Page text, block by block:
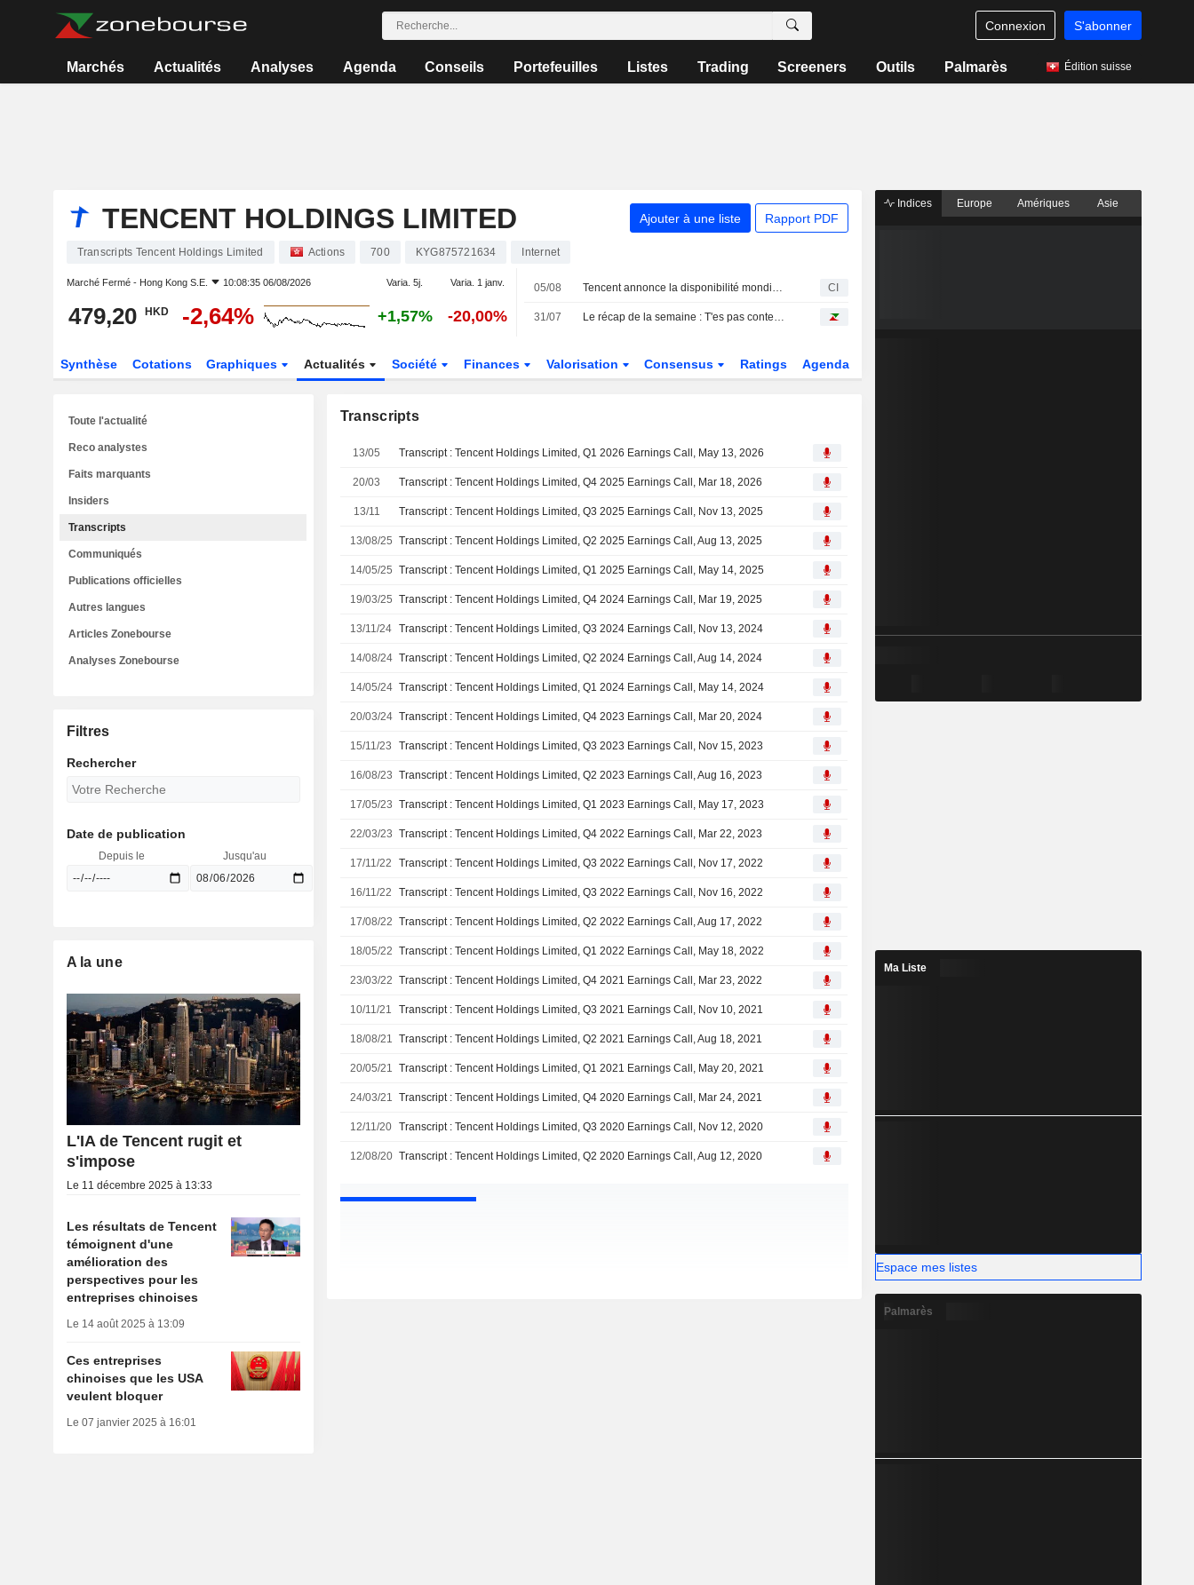
Connexion S'abonner
Marchés Actualités Analyses Agenda Conseils Portefeuilles Listes Trading Screeners Outils Palmarès Édition suisse
TENCENT HOLDINGS LIMITED Ajouter à une liste Rapport PDF
Transcripts Tencent Holdings Limited Actions 700 KYG875721634 Internet
Marché Fermé - Hong Kong S.E. 10:08:35 06/08/2026 Varia. 5j. Varia. 1 janv.
479,20 HKD -2,64% +1,57% -20,00%
05/08 Tencent annonce la disponibilité mondiale du modèle d'IA Hy3 et son intégration dans ses produits et services cloud CI
31/07 Le récap de la semaine : T'es pas content ? +18%
Synthèse Cotations Graphiques Actualités Société Finances Valorisation Consensus Ratings Agenda
Transcripts
13/05 Transcript : Tencent Holdings Limited, Q1 2026 Earnings Call, May 13, 2026
20/03 Transcript : Tencent Holdings Limited, Q4 2025 Earnings Call, Mar 18, 2026
13/11 Transcript : Tencent Holdings Limited, Q3 2025 Earnings Call, Nov 13, 2025
13/08/25 Transcript : Tencent Holdings Limited, Q2 2025 Earnings Call, Aug 13, 2025
14/05/25 Transcript : Tencent Holdings Limited, Q1 2025 Earnings Call, May 14, 2025
19/03/25 Transcript : Tencent Holdings Limited, Q4 2024 Earnings Call, Mar 19, 2025
13/11/24 Transcript : Tencent Holdings Limited, Q3 2024 Earnings Call, Nov 13, 2024
14/08/24 Transcript : Tencent Holdings Limited, Q2 2024 Earnings Call, Aug 14, 2024
14/05/24 Transcript : Tencent Holdings Limited, Q1 2024 Earnings Call, May 14, 2024
20/03/24 Transcript : Tencent Holdings Limited, Q4 2023 Earnings Call, Mar 20, 2024
15/11/23 Transcript : Tencent Holdings Limited, Q3 2023 Earnings Call, Nov 15, 2023
16/08/23 Transcript : Tencent Holdings Limited, Q2 2023 Earnings Call, Aug 16, 2023
17/05/23 Transcript : Tencent Holdings Limited, Q1 2023 Earnings Call, May 17, 2023
22/03/23 Transcript : Tencent Holdings Limited, Q4 2022 Earnings Call, Mar 22, 2023
17/11/22 Transcript : Tencent Holdings Limited, Q3 2022 Earnings Call, Nov 17, 2022
16/11/22 Transcript : Tencent Holdings Limited, Q3 2022 Earnings Call, Nov 16, 2022
17/08/22 Transcript : Tencent Holdings Limited, Q2 2022 Earnings Call, Aug 17, 2022
18/05/22 Transcript : Tencent Holdings Limited, Q1 2022 Earnings Call, May 18, 2022
23/03/22 Transcript : Tencent Holdings Limited, Q4 2021 Earnings Call, Mar 23, 2022
10/11/21 Transcript : Tencent Holdings Limited, Q3 2021 Earnings Call, Nov 10, 2021
18/08/21 Transcript : Tencent Holdings Limited, Q2 2021 Earnings Call, Aug 18, 2021
20/05/21 Transcript : Tencent Holdings Limited, Q1 2021 Earnings Call, May 20, 2021
24/03/21 Transcript : Tencent Holdings Limited, Q4 2020 Earnings Call, Mar 24, 2021
12/11/20 Transcript : Tencent Holdings Limited, Q3 2020 Earnings Call, Nov 12, 2020
12/08/20 Transcript : Tencent Holdings Limited, Q2 2020 Earnings Call, Aug 12, 2020
Toute l'actualité
Reco analystes
Faits marquants
Insiders
Transcripts
Communiqués
Publications officielles
Autres langues
Articles Zonebourse
Analyses Zonebourse
Filtres
Rechercher
Date de publication
Depuis le Jusqu'au
A la une
L'IA de Tencent rugit et
s'impose
Le 11 décembre 2025 à 13:33
Les résultats de Tencent
témoignent d'une
amélioration des
perspectives pour les
entreprises chinoises
Le 14 août 2025 à 13:09
Ces entreprises
chinoises que les USA
veulent bloquer
Le 07 janvier 2025 à 16:01
Indices Europe Amériques Asie
Ma Liste
Espace mes listes
Palmarès